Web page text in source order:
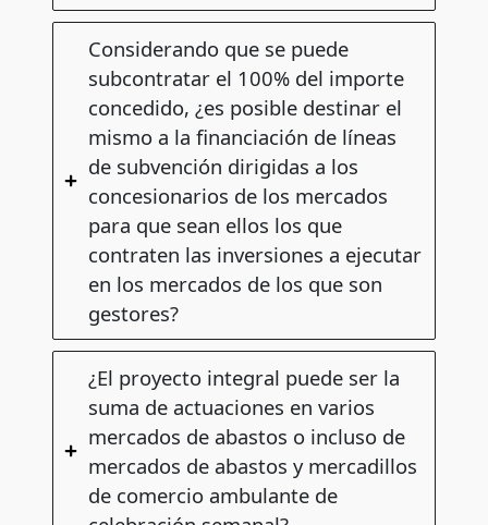
Considerando que se puede
subcontratar el 100% del importe
concedido, ¿es posible destinar el
mismo a la financiación de líneas
de subvención dirigidas a los
concesionarios de los mercados
para que sean ellos los que
contraten las inversiones a ejecutar
en los mercados de los que son
gestores?
¿El proyecto integral puede ser la
suma de actuaciones en varios
mercados de abastos o incluso de
mercados de abastos y mercadillos
de comercio ambulante de